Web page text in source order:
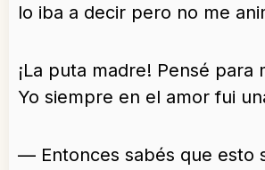
lo iba a decir pero no me
¡La puta madre! Pensé para
Yo siempre en el amor fui
— Entonces sabés que esto